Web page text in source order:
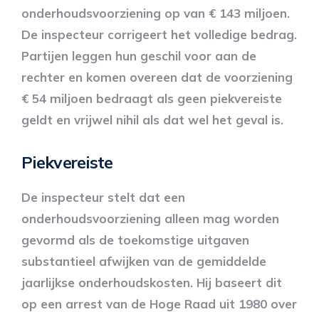
onderhoudsvoorziening op van € 143 miljoen.
De inspecteur corrigeert het volledige bedrag.
Partijen leggen hun geschil voor aan de
rechter en komen overeen dat de voorziening
€ 54 miljoen bedraagt als geen piekvereiste
geldt en vrijwel nihil als dat wel het geval is.
Piekvereiste
De inspecteur stelt dat een
onderhoudsvoorziening alleen mag worden
gevormd als de toekomstige uitgaven
substantieel afwijken van de gemiddelde
jaarlijkse onderhoudskosten. Hij baseert dit
op een arrest van de Hoge Raad uit 1980 over